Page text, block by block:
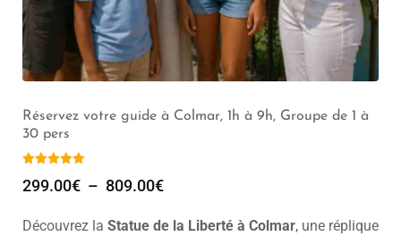
Excursion Colmar Riquewihr Kaysersberg, Van 2 à 7
pers, (8h)
1,099.00 €
Découvrez la Statue de la Liberté à Colmar, une réplique